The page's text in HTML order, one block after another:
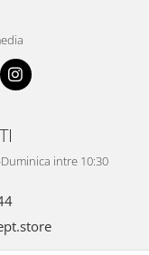
intre 10:30